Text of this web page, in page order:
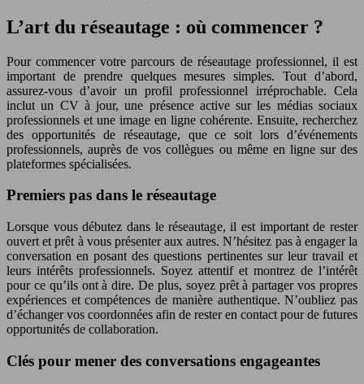
L’art du réseautage : où commencer ?
Pour commencer votre parcours de réseautage professionnel, il est
important de prendre quelques mesures simples. Tout d’abord,
assurez-vous d’avoir un profil professionnel irréprochable. Cela
inclut un CV à jour, une présence active sur les médias sociaux
professionnels et une image en ligne cohérente. Ensuite, recherchez
des opportunités de réseautage, que ce soit lors d’événements
professionnels, auprès de vos collègues ou même en ligne sur des
plateformes spécialisées.
Premiers pas dans le réseautage
Lorsque vous débutez dans le réseautage, il est important de rester
ouvert et prêt à vous présenter aux autres. N’hésitez pas à engager la
conversation en posant des questions pertinentes sur leur travail et
leurs intérêts professionnels. Soyez attentif et montrez de l’intérêt
pour ce qu’ils ont à dire. De plus, soyez prêt à partager vos propres
expériences et compétences de manière authentique. N’oubliez pas
d’échanger vos coordonnées afin de rester en contact pour de futures
opportunités de collaboration.
Clés pour mener des conversations engageantes